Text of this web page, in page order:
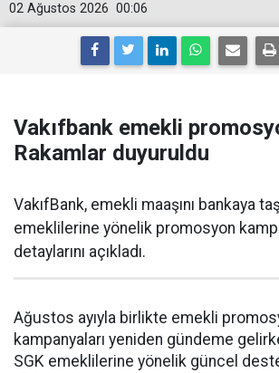
00:06
02 Ağustos 2026
Vakıfbank emekli
Rakamlar duyuruldu
VakıfBank, emekli maaşını bankaya
emeklilerine yönelik promosyon
detaylarını açıkladı.
Ağustos ayıyla birlikte emekli
kampanyaları yeniden gündeme
SGK emeklilerine yönelik güncel